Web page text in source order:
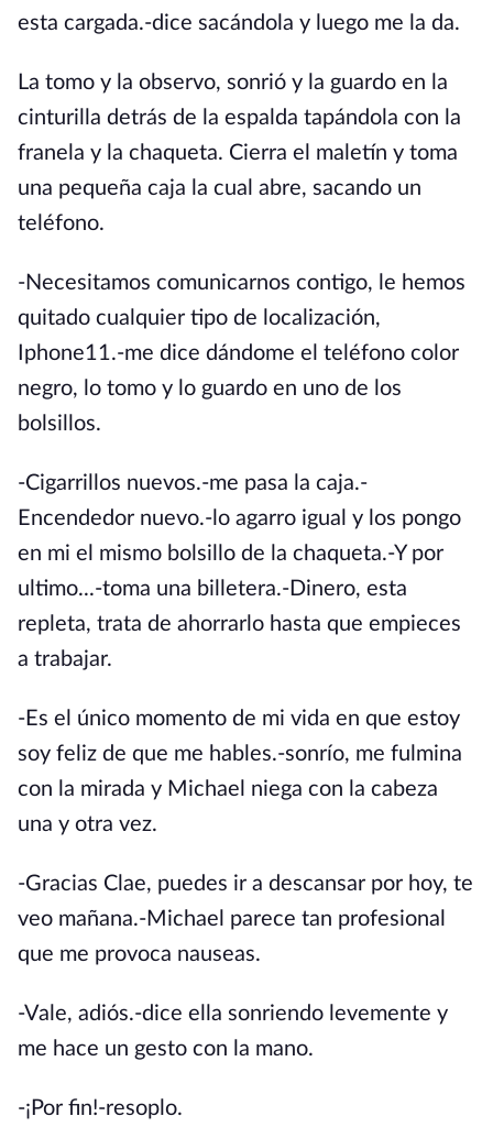
esta cargada.-dice sacándola y luego me la da.
La tomo y la observo, sonrió y la guardo en la
cinturilla detrás de la espalda tapándola con la
franela y la chaqueta. Cierra el maletín y toma
una pequeña caja la cual abre, sacando un
teléfono.
-Necesitamos comunicarnos contigo, le hemos
quitado cualquier tipo de localización,
Iphone11.-me dice dándome el teléfono color
negro, lo tomo y lo guardo en uno de los
bolsillos.
-Cigarrillos nuevos.-me pasa la caja.-
Encendedor nuevo.-lo agarro igual y los pongo
en mi el mismo bolsillo de la chaqueta.-Y por
ultimo...-toma una billetera.-Dinero, esta
repleta, trata de ahorrarlo hasta que empieces
a trabajar.
-Es el único momento de mi vida en que estoy
soy feliz de que me hables.-sonrío, me fulmina
con la mirada y Michael niega con la cabeza
una y otra vez.
-Gracias Clae, puedes ir a descansar por hoy, te
veo mañana.-Michael parece tan profesional
que me provoca nauseas.
-Vale, adiós.-dice ella sonriendo levemente y
me hace un gesto con la mano.
-¡Por fin!-resoplo.